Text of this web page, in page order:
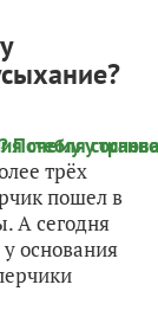
трёх
пошел в
А сегодня
основания